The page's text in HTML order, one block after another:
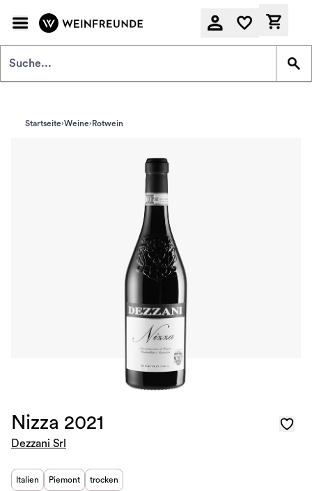
Startseite Weine Rotwein
Nizza 2021
Dezzani Srl
Italien Piemont trocken